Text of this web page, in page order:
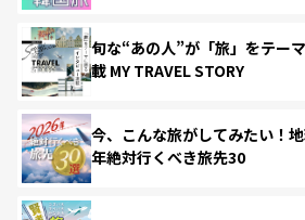
旬な“あの人”が「旅」をテー
載 MY TRAVEL STORY
今、こんな旅がしてみたい！
年絶対行くべき旅先30